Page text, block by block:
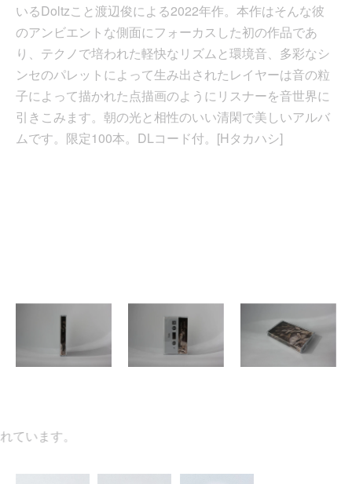
いるDoltzこと渡辺俊による2022年作。本作はそんな彼
のアンビエントな側面にフォーカスした初の作品であ
り、テクノで培われた軽快なリズムと環境音、多彩なシ
ンセのパレットによって生み出されたレイヤーは音の粒
子によって描かれた点描画のようにリスナーを音世界に
引きこみます。朝の光と相性のいい清閑で美しいアルバ
ムです。限定100本。DLコード付。[Hタカハシ]
います。